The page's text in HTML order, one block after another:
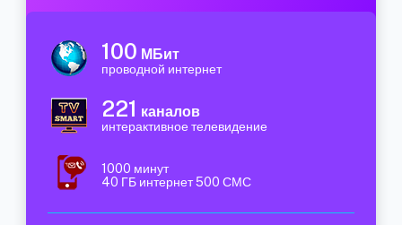
100 МБит
проводной интернет
221 каналов
интерактивное телевидение
1000 минут
40 ГБ интернет 500 СМС